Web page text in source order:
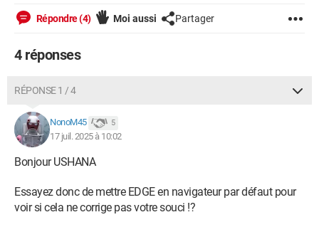
avoir un conseil avisé du Forum qui m'a souvent dépanné.
configuré ou du moins, pas pour des simples utilisateurs....
PS : j'utilise Google Chrome et Google en navigateur depuis
toujours
Répondre (4) Moi aussi Partager
4 réponses
RÉPONSE 1 / 4
NonoM45 5
17 juil. 2025 à 10:02
Bonjour USHANA
Essayez donc de mettre EDGE en navigateur par défaut pour
voir si cela ne corrige pas votre souci !?